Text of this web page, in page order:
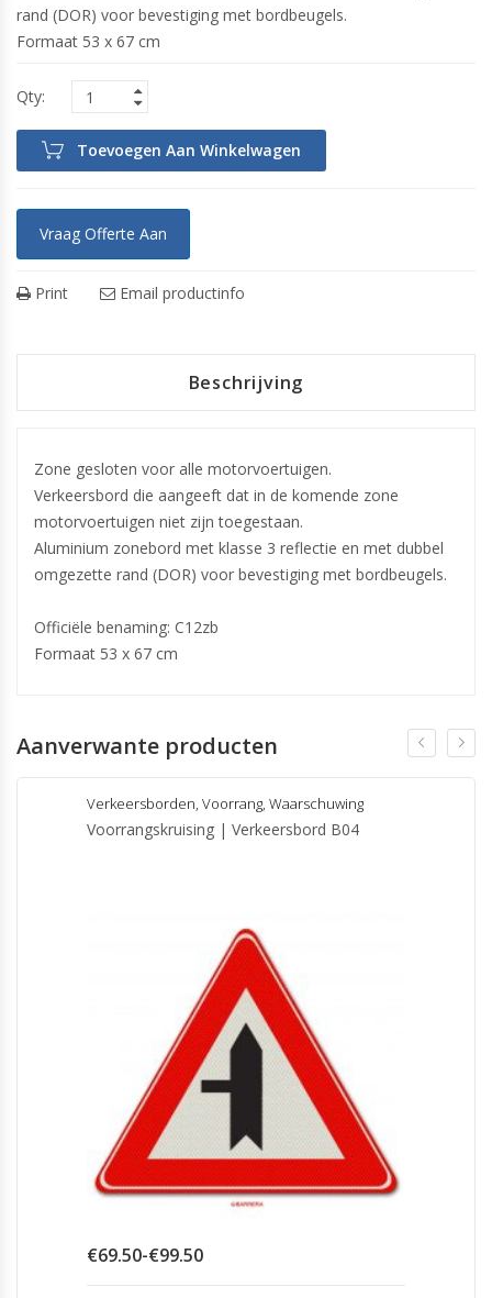
rand (DOR) voor bevestiging met bordbeugels.
Formaat 53 x 67 cm
Toevoegen Aan Winkelwagen
Vraag Offerte Aan
Print Email productinfo
Beschrijving
Zone gesloten voor alle motorvoertuigen.
Verkeersbord die aangeeft dat in de komende zone
motorvoertuigen niet zijn toegestaan.
Aluminium zonebord met klasse 3 reflectie en met dubbel
omgezette rand (DOR) voor bevestiging met bordbeugels.
Officiële benaming: C12zb
Formaat 53 x 67 cm
Aanverwante producten
Verkeersborden, Voorrang, Waarschuwing
Voorrangskruising | Verkeersbord B04
€69.50-€99.50Prijsklasse: